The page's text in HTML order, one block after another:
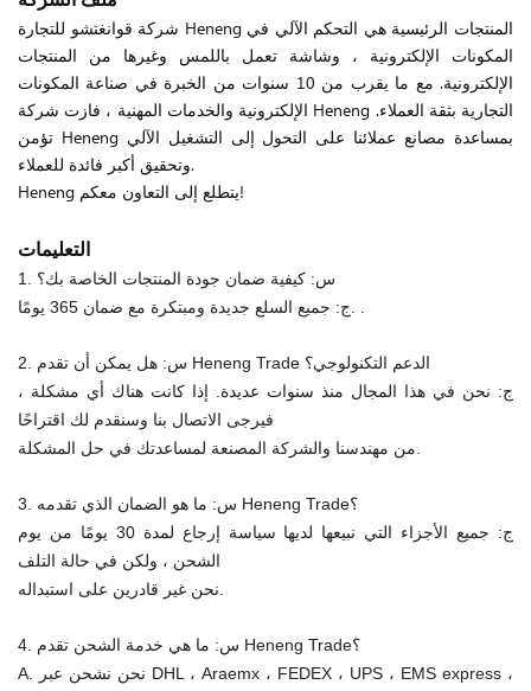
شركة قوانغتشو للتجارة Heneng المنتجات الرئيسية هي التحكم الآلي في
المكونات الإلكترونية ، وشاشة تعمل باللمس وغيرها من المنتجات
الإلكترونية. مع ما يقرب من 10 سنوات من الخبرة في صناعة المكونات
الإلكترونية والخدمات المهنية ، فازت شركة Heneng التجارية بثقة العملاء.
تؤمن Heneng بمساعدة مصانع عملائنا على التحول إلى التشغيل الآلي
وتحقيق أكبر فائدة للعملاء.
Heneng يتطلع إلى التعاون معكم!
التعليمات
1. س: كيفية ضمان جودة المنتجات الخاصة بك؟
2. س: هل يمكن أن تقدم Heneng Trade الدعم التكنولوجي؟
ج: نحن في هذا المجال منذ سنوات عديدة. إذا كانت هناك أي مشكلة ،
فيرجى الاتصال بنا وسنقدم لك اقتراحًا
3. س: ما هو الضمان الذي تقدمه Heneng Trade؟
ج: جميع الأجزاء التي نبيعها لديها سياسة إرجاع لمدة 30 يومًا من يوم
الشحن ، ولكن في حالة التلف
4. س: ما هي خدمة الشحن تقدم Heneng Trade؟
A. نحن نشحن عبر DHL ، Araemx ، FEDEX ، UPS ، EMS express ،